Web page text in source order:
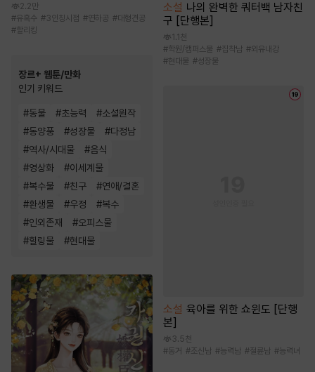
2.2만
#유혹수 #3인칭시점 #연하공 #대형견공
#할리킹
장르+ 웹툰/만화
인기 키워드
#동물 #초능력 #소설원작
#동양풍 #성장물 #다정남
#역사/시대물 #음식
#영상화 #이세계물
#복수물 #친구 #연애/결혼
#환생물 #우정 #복수
#인외존재 #오피스물
#힐링물 #현대물
소설 나의 완벽한 쿼터백 남자친
구 [단행본]
1.1천
#학원/캠퍼스물 #집착남 #외유내강
#현대물 #성장물
소설 육아를 위한 쇼윈도 [단행
본]
3.5천
#동거 #조신남 #능력남 #절륜남 #능력녀